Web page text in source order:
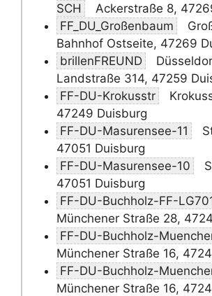
SCH
Ackerstraße 8,
FF_DU_Großenbaum
Bahnhof Ostseite, 47269
brillenFREUND
Landstraße 314, 47259
FF-DU-Krokusstr
47249 Duisburg
FF-DU-Masurensee-11
47051 Duisburg
FF-DU-Masurensee-10
47051 Duisburg
FF-DU-Buchholz-FF-
Münchener Straße 28,
FF-DU-Buchholz-
Münchener Straße 16,
FF-DU-Buchholz-
Münchener Straße 16,